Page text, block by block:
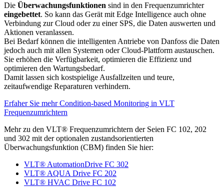
Die Überwachungsfunktionen sind in den Frequenzumrichter
eingebettet. So kann das Gerät mit Edge Intelligence auch ohne
Verbindung zur Cloud oder zu einer SPS, die Daten auswerten und
Aktionen veranlassen.
Bei Bedarf können die intelligenten Antriebe von Danfoss die Daten
jedoch auch mit allen Systemen oder Cloud-Plattform austauschen.
Sie erhöhen die Verfügbarkeit, optimieren die Effizienz und
optimieren den Wartungsbedarf.
Damit lassen sich kostspielige Ausfallzeiten und teure,
zeitaufwendige Reparaturen verhindern.
Erfaher Sie mehr Condition-based Monitoring in VLT
Frequenzumrichtern
Mehr zu den VLT® Frequenzumrichtern der Seien FC 102, 202
und 302 mit der optionalen zustandsorientierten
Überwachungsfunktion (CBM) finden Sie hier:
VLT® AutomationDrive FC 302
VLT® AQUA Drive FC 202
VLT® HVAC Drive FC 102